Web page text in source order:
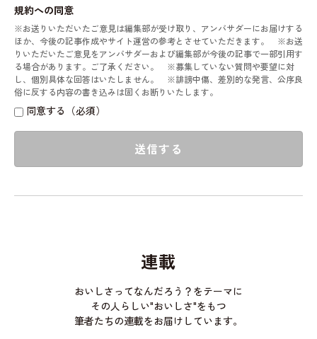
規約への同意
※お送りいただいたご意見は編集部が受け取り、アンバサダーにお届けする
ほか、今後の記事作成やサイト運営の参考とさせていただきます。 ※お送
りいただいたご意見をアンバサダーおよび編集部が今後の記事で一部引用す
る場合があります。ご了承ください。 ※募集していない質問や要望に対
し、個別具体な回答はいたしません。 ※誹謗中傷、差別的な発言、公序良
俗に反する内容の書き込みは固くお断りいたします。
同意する（必須）
送信する
連載
おいしさってなんだろう？をテーマに
その人らしい"おいしさ"をもつ
筆者たちの連載をお届けしています。